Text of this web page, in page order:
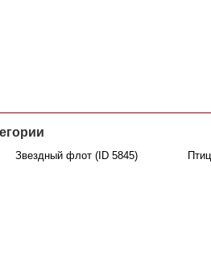
Звездный флот (ID 5845)